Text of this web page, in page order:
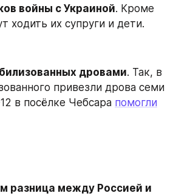
войны с Украиной. Кроме
ходить их супруги и дети.
дровами. Так, в
привезли дрова семи
в посёлке Чебсара помогли
разница между Россией и